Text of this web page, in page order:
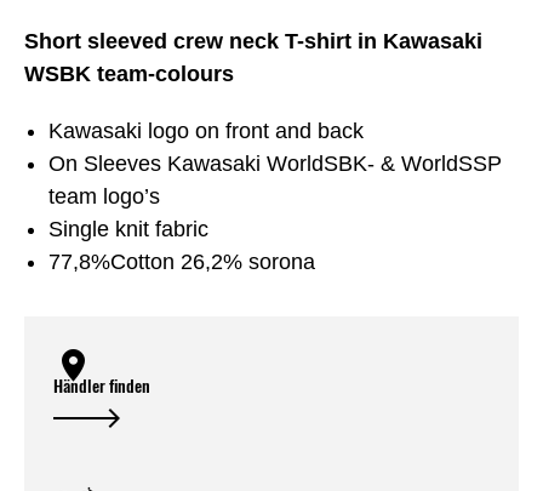
Short sleeved crew neck T-shirt in Kawasaki
WSBK team-colours
Kawasaki logo on front and back
On Sleeves Kawasaki WorldSBK- & WorldSSP
team logo’s
Single knit fabric
77,8%Cotton 26,2% sorona
Händler finden